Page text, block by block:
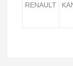
RENAULT